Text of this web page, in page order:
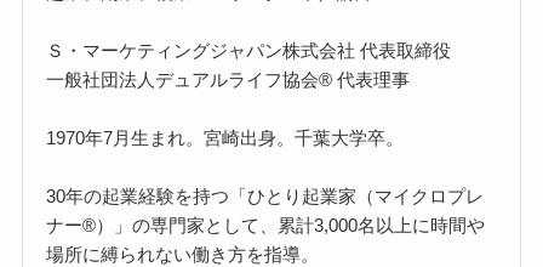
Ｓ・マーケティングジャパン株式会社 代表取締役
一般社団法人デュアルライフ協会® 代表理事
1970年7月生まれ。宮崎出身。千葉大学卒。
30年の起業経験を持つ「ひとり起業家（マイクロプレ
ナー®）」の専門家として、累計3,000名以上に時間や
場所に縛られない働き方を指導。